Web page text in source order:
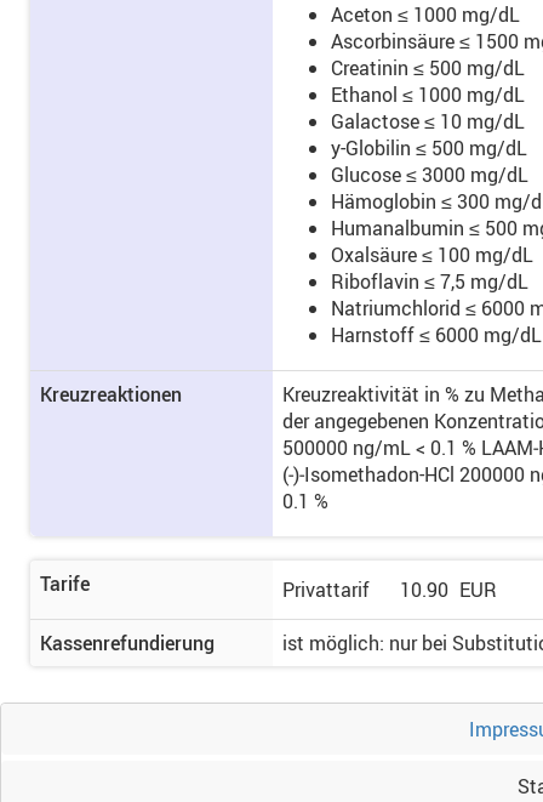
Aceton ≤ 1000 mg/dL
Ascorbinsäure ≤ 1500
Creatinin ≤ 500 mg/dL
Ethanol ≤ 1000 mg/dL
Galactose ≤ 10 mg/dL
y-Globilin ≤ 500 mg/dL
Glucose ≤ 3000 mg/dL
Hämoglobin ≤ 300 mg/
Humanalbumin ≤ 500
Oxalsäure ≤ 100 mg/dL
Riboflavin ≤ 7,5 mg/dL
Natriumchlorid ≤ 6000
Harnstoff ≤ 6000 mg/dL
Kreuzreaktionen
Kreuzreaktivität in % zu
der angegebenen
500000 ng/mL < 0.1 %
(‑)‑Isomethadon-HCl 200000
0.1 %
Tarife Privattarif 10.90 EUR
Kassenrefundierung
ist möglich: nur bei